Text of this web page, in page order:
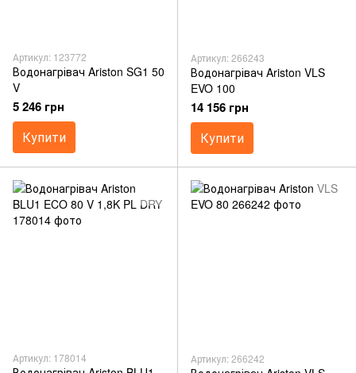
Артикул: 123772
Водонагрівач Ariston SG1 50
V
5 246 грн
Купити
Артикул: 266243
Водонагрівач Ariston VLS
EVO 100
14 156 грн
Купити
Артикул: 178014 Артикул: 266242